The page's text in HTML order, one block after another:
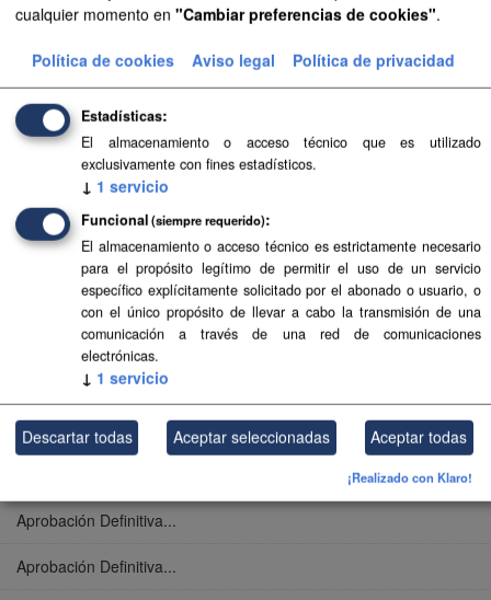
Aprobación Definitiva...
Aprobación Definitiva...
Aprobación Definitiva...
Aprobación Definitiva...
Aprobación Definitiva...
Aprobación Definitiva...
Aprobación Definitiva...
Aprobación Definitiva...
Aprobación Definitiva...
Aprobación Definitiva...
Aprobación Definitiva...
Aprobación Definitiva...
cualquier momento en "Cambiar preferencias de cookies".
Política de cookies Aviso legal Política de privacidad
Estadísticas
El almacenamiento o acceso técnico que es utilizado
exclusivamente con fines estadísticos.
↓ 1 servicio
Funcional (siempre requerido)
El almacenamiento o acceso técnico es estrictamente necesario
para el propósito legítimo de permitir el uso de un servicio
específico explícitamente solicitado por el abonado o usuario, o
con el único propósito de llevar a cabo la transmisión de una
comunicación a través de una red de comunicaciones
electrónicas.
↓ 1 servicio
Descartar todas Aceptar seleccionadas Aceptar todas
¡Realizado con Klaro!